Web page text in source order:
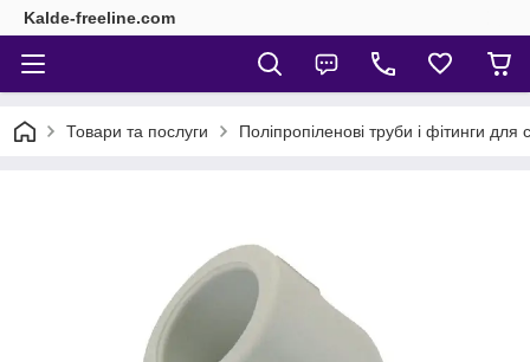
Kalde-freeline.com
Товари та послуги Поліпропіленові труби і фітинги